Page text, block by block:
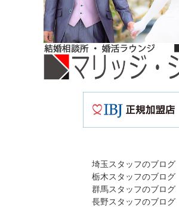
埼玉スタッフのブログ
栃木スタッフのブログ
群馬スタッフのブログ
長野スタッフのブログ